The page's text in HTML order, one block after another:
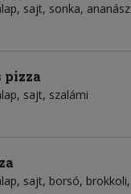
sajt sonka ananász
pizza
sajt szalámi
sajt borsó brokkoli